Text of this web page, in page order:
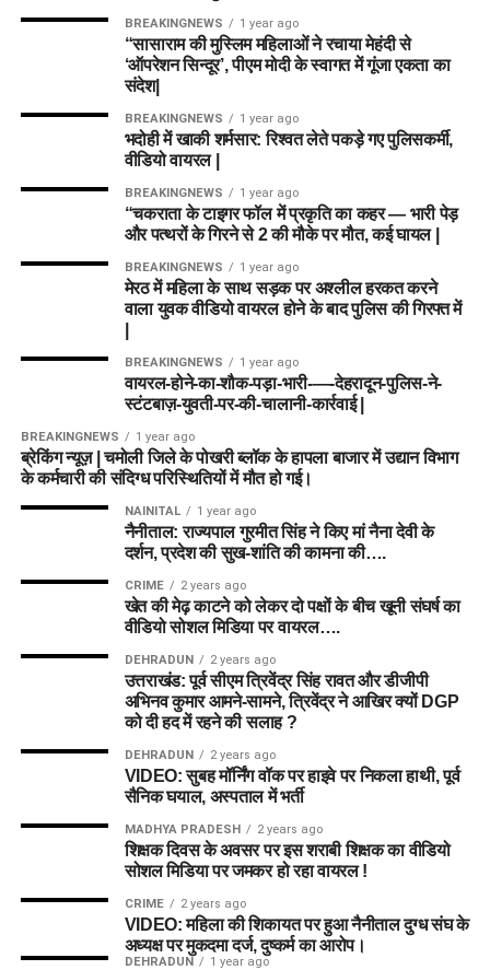
BREAKINGNEWS 1 year ago
“सासाराम की मुस्लिम महिलाओं ने रचाया मेहंदी से
‘ऑपरेशन सिन्दूर’, पीएम मोदी के स्वागत में गूंजा एकता का
संदेश|
BREAKINGNEWS 1 year ago
भदोही में खाकी शर्मसार: रिश्वत लेते पकड़े गए पुलिसकर्मी,
वीडियो वायरल |
BREAKINGNEWS 1 year ago
“चकराता के टाइगर फॉल में प्रकृति का कहर — भारी पेड़
और पत्थरों के गिरने से 2 की मौके पर मौत, कई घायल |
BREAKINGNEWS 1 year ago
मेरठ में महिला के साथ सड़क पर अश्लील हरकत करने
वाला युवक वीडियो वायरल होने के बाद पुलिस की गिरफ्त में
BREAKINGNEWS 1 year ago
वायरल-होने-का-शौक-पड़ा-भारी-—-देहरादून-पुलिस-ने-
स्टंटबाज़-युवती-पर-की-चालानी-कार्रवाई |
BREAKINGNEWS 1 year ago
ब्रेकिंग न्यूज़ | चमोली जिले के पोखरी ब्लॉक के हापला बाजार में उद्यान विभाग
के कर्मचारी की संदिग्ध परिस्थितियों में मौत हो गई।
NAINITAL 1 year ago
नैनीताल: राज्यपाल गुरमीत सिंह ने किए मां नैना देवी के
दर्शन, प्रदेश की सुख-शांति की कामना की….
CRIME 2 years ago
खेत की मेढ़ काटने को लेकर दो पक्षों के बीच खूनी संघर्ष का
वीडियो सोशल मिडिया पर वायरल….
DEHRADUN 2 years ago
उत्तराखंड: पूर्व सीएम त्रिवेंद्र सिंह रावत और डीजीपी
अभिनव कुमार आमने-सामने, त्रिवेंद्र ने आखिर क्यों DGP
को दी हद में रहने की सलाह ?
DEHRADUN 2 years ago
VIDEO: सुबह मॉर्निंग वॉक पर हाइवे पर निकला हाथी, पूर्व
सैनिक घयाल, अस्पताल में भर्ती
MADHYA PRADESH 2 years ago
शिक्षक दिवस के अवसर पर इस शराबी शिक्षक का वीडियो
सोशल मिडिया पर जमकर हो रहा वायरल !
CRIME 2 years ago
VIDEO: महिला की शिकायत पर हुआ नैनीताल दुग्ध संघ के
अध्यक्ष पर मुकदमा दर्ज, दुष्कर्म का आरोप।
DEHRADUN 1 year ago